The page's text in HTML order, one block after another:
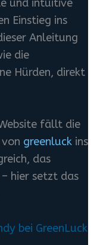
und intuitive
Einstieg ins
Anleitung
die
Hürden, direkt
fällt die
greenluck ins
das
hier setzt das
bei GreenLuck